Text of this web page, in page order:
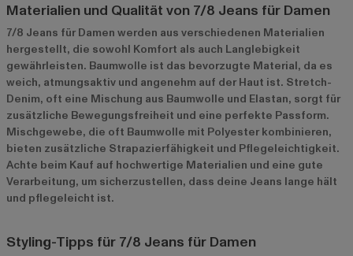
Materialien und Qualität von 7/8 Jeans für Damen
7/8 Jeans für Damen werden aus verschiedenen Materialien
hergestellt, die sowohl Komfort als auch Langlebigkeit
gewährleisten. Baumwolle ist das bevorzugte Material, da es
weich, atmungsaktiv und angenehm auf der Haut ist. Stretch-
Denim, oft eine Mischung aus Baumwolle und Elastan, sorgt für
zusätzliche Bewegungsfreiheit und eine perfekte Passform.
Mischgewebe, die oft Baumwolle mit Polyester kombinieren,
bieten zusätzliche Strapazierfähigkeit und Pflegeleichtigkeit.
Achte beim Kauf auf hochwertige Materialien und eine gute
Verarbeitung, um sicherzustellen, dass deine Jeans lange hält
und pflegeleicht ist.
Styling-Tipps für 7/8 Jeans für Damen